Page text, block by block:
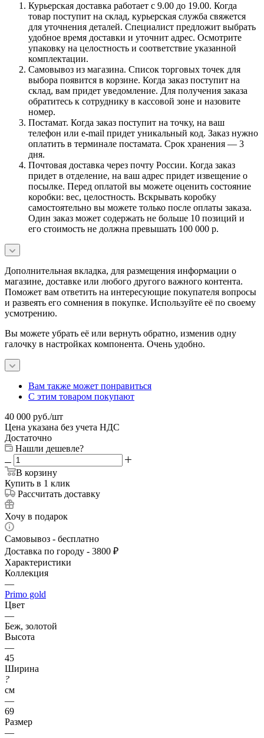
Курьерская доставка работает с 9.00 до 19.00. Когда
товар поступит на склад, курьерская служба свяжется
для уточнения деталей. Специалист предложит выбрать
удобное время доставки и уточнит адрес. Осмотрите
упаковку на целостность и соответствие указанной
комплектации.
Самовывоз из магазина. Список торговых точек для
выбора появится в корзине. Когда заказ поступит на
склад, вам придет уведомление. Для получения заказа
обратитесь к сотруднику в кассовой зоне и назовите
номер.
Постамат. Когда заказ поступит на точку, на ваш
телефон или e-mail придет уникальный код. Заказ нужно
оплатить в терминале постамата. Срок хранения — 3
дня.
Почтовая доставка через почту России. Когда заказ
придет в отделение, на ваш адрес придет извещение о
посылке. Перед оплатой вы можете оценить состояние
коробки: вес, целостность. Вскрывать коробку
самостоятельно вы можете только после оплаты заказа.
Один заказ может содержать не больше 10 позиций и
его стоимость не должна превышать 100 000 р.
Дополнительная вкладка, для размещения информации о
магазине, доставке или любого другого важного контента.
Поможет вам ответить на интересующие покупателя вопросы
и развеять его сомнения в покупке. Используйте её по своему
усмотрению.
Вы можете убрать её или вернуть обратно, изменив одну
галочку в настройках компонента. Очень удобно.
Вам также может понравиться
С этим товаром покупают
40 000 руб./шт
Цена указана без учета НДС
Достаточно
Нашли дешевле?
В корзину
Купить в 1 клик
Рассчитать доставку
Хочу в подарок
Самовывоз - бесплатно
Доставка по городу - 3800 ₽
Характеристики
Коллекция
—
Primo gold
Цвет
—
Беж, золотой
Высота
—
45
Ширина
?
см
—
69
Размер
—